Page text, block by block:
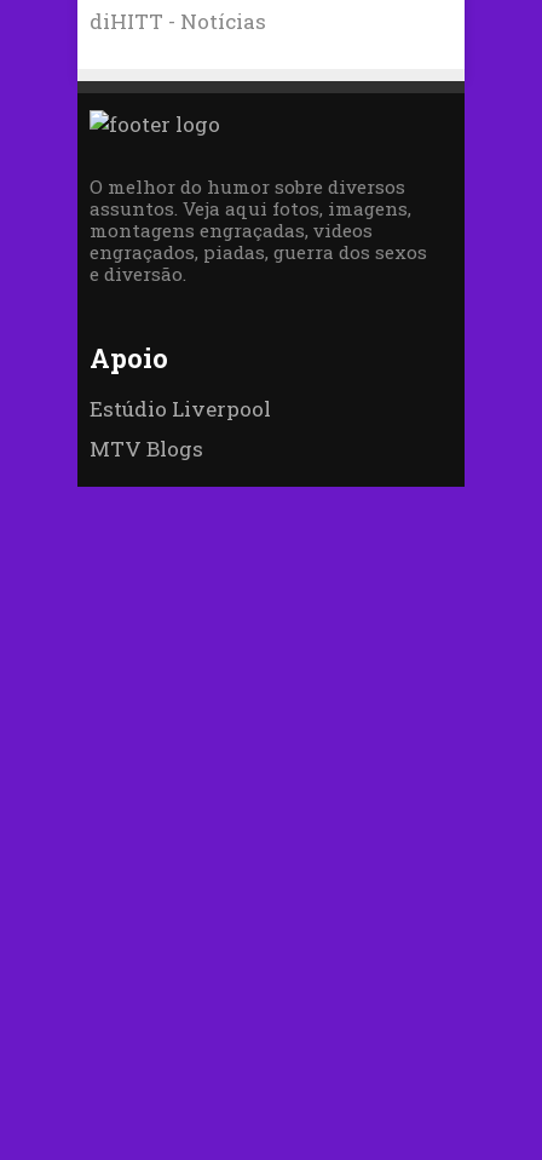
diHITT - Notícias
O melhor do humor sobre diversos
assuntos. Veja aqui fotos, imagens,
montagens engraçadas, videos
engraçados, piadas, guerra dos sexos
e diversão.
Apoio
Estúdio Liverpool
MTV Blogs